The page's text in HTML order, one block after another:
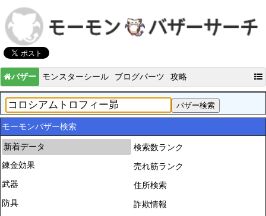
バザー モンスターシール ブログパーツ 攻略
モーモンバザー検索
新着データ
錬金効果
武器
防具
検索数ランク
売れ筋ランク
住所検索
詐欺情報